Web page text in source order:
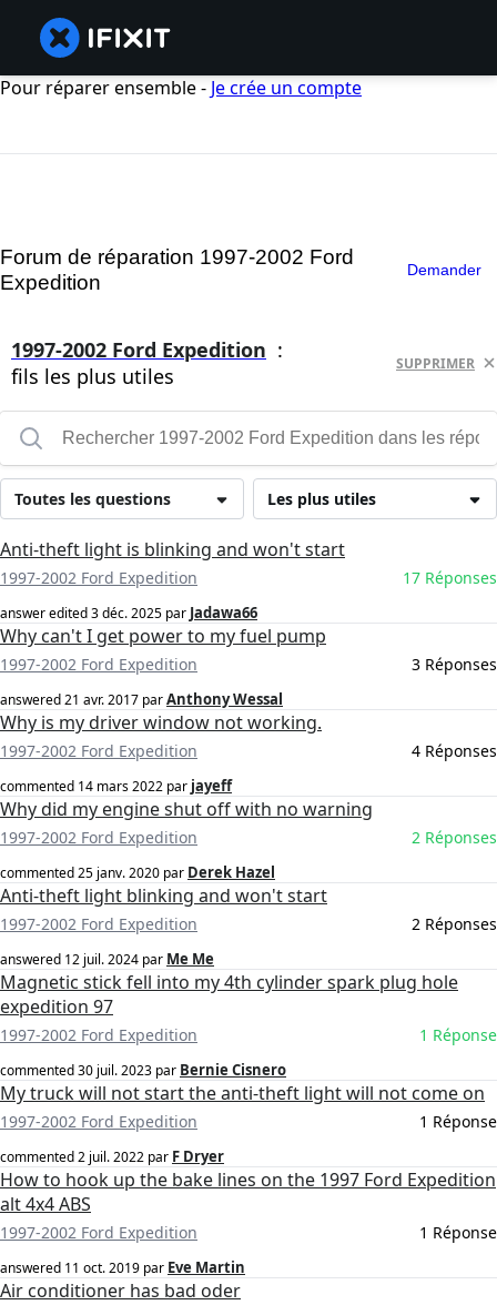
Pour réparer ensemble - Je crée un compte
Forum de réparation 1997-2002 Ford
Expedition
Demander
1997-2002 Ford Expedition :
fils les plus utiles
SUPPRIMER
Les plus utiles
Toutes les questions
Anti-theft light is blinking and won't start
1997-2002 Ford Expedition 17 Réponses
answer edited3 déc. 2025 par Jadawa66
Why can't I get power to my fuel pump
1997-2002 Ford Expedition 3 Réponses
answered21 avr. 2017 parAnthony Wessal
Why is my driver window not working.
1997-2002 Ford Expedition 4 Réponses
commented 14 mars 2022 par jayeff
Why did my engine shut off with no warning
1997-2002 Ford Expedition 2 Réponses
commented25 janv. 2020 par Derek Hazel
Anti-theft light blinking and won't start
1997-2002 Ford Expedition 2 Réponses
answered 12 juil. 2024 par Me Me
Magnetic stick fell into my 4th cylinder spark plug hole
expedition 97
1997-2002 Ford Expedition 1 Réponse
commented30 juil. 2023 par Bernie Cisnero
My truck will not start the anti-theft light will not come on
1997-2002 Ford Expedition 1 Réponse
commented2 juil. 2022 par F Dryer
How to hook up the bake lines on the 1997 Ford Expedition
alt 4x4 ABS
1997-2002 Ford Expedition 1 Réponse
answered 11 oct. 2019 par Eve Martin
Air conditioner has bad oder